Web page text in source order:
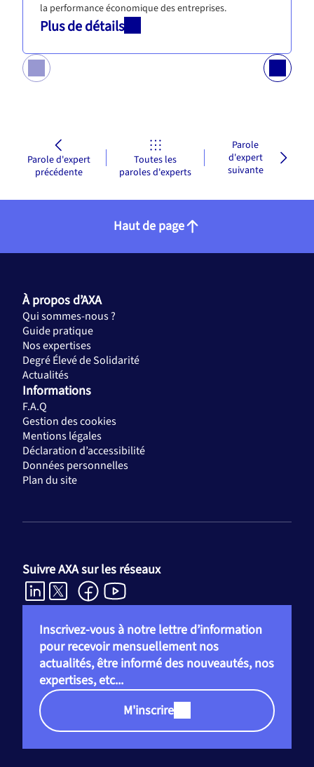
la performance économique des entreprises.
Plus de détails
Parole d'expert
précédente
Toutes les
paroles d'experts
Parole
d'expert
suivante
Haut de page
À propos d’AXA
Qui sommes-nous ?
Guide pratique
Nos expertises
Degré Élevé de Solidarité
Actualités
Informations
F.A.Q
Gestion des cookies
Mentions légales
Déclaration d’accessibilité
Données personnelles
Plan du site
Suivre AXA sur les réseaux
Inscrivez-vous à notre lettre d’information
pour recevoir mensuellement nos
actualités, être informé des nouveautés, nos
expertises, etc...
M'inscrire